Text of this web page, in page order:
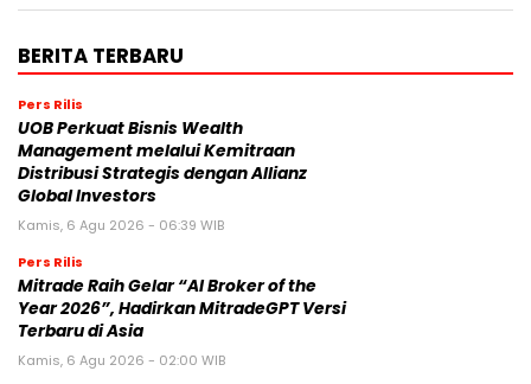
BERITA TERBARU
Pers Rilis
UOB Perkuat Bisnis Wealth
Management melalui Kemitraan
Distribusi Strategis dengan Allianz
Global Investors
Kamis, 6 Agu 2026 - 06:39 WIB
Pers Rilis
Mitrade Raih Gelar “AI Broker of the
Year 2026”, Hadirkan MitradeGPT Versi
Terbaru di Asia
Kamis, 6 Agu 2026 - 02:00 WIB